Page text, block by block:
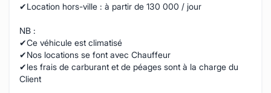
✔Location hors-ville : à partir de 130 000 / jour
NB :
✔Ce véhicule est climatisé
✔Nos locations se font avec Chauffeur
✔les frais de carburant et de péages sont à la charge du
Client